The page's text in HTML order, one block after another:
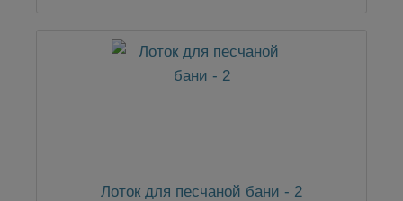
Лоток для песчаной бани - 2